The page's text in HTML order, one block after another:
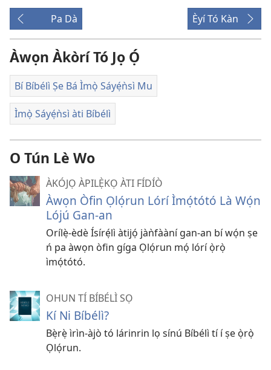
Pa Dà Èyí Tó Kàn
Àwọn Àkòrí Tó Jọ Ọ́
Bí Bíbélì Ṣe Bá Ìmọ̀ Sáyẹ́ǹsì Mu
Ìmọ̀ Sáyẹ́ǹsì àti Bíbélì
O Tún Lè Wo
ÀKÓJỌ ÀPILẸ̀KỌ ÀTI FÍDÍÒ
Àwọn Òfin Ọlọ́run Lórí Ìmọ́tótó Là Wọ́n
Lójú Gan-an
Orílẹ̀-èdè Ísírẹ́lì àtijọ́ jàǹfààní gan-an bí wọ́n ṣe
ń pa àwọn òfin gíga Ọlọ́run mọ́ lórí ọ̀rọ̀
ìmọ́tótó.
OHUN TÍ BÍBÉLÌ SỌ
Kí Ni Bíbélì?
Bẹ̀rẹ̀ ìrìn-àjò tó lárinrin lọ sínú Bíbélì tí í ṣe ọ̀rọ̀
Ọlọ́run.